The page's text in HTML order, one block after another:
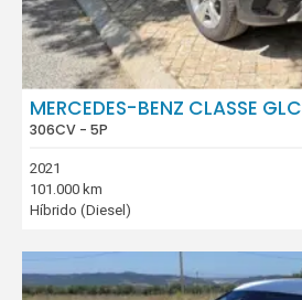
MERCEDES-BENZ CLASSE GLC
306CV - 5P
2021
101.000 km
Híbrido (Diesel)